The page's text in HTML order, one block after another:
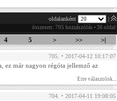
oldalanként
összesen: 705 hozzászólás • 36 oldal
4 5 > >> >|
705. • 2017-04-12 10:17:07
ez már nagyon régóta jellemző az
Erre válaszolok...
704. • 2017-04-11 19:08:05